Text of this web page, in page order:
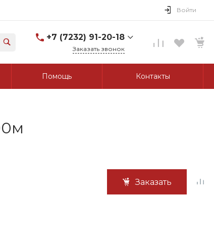
Войти
+7 (7232) 91-20-18
г. Усть-Каменогорск, ул.
Заказать звонок
Помощь Контакты
Заказать